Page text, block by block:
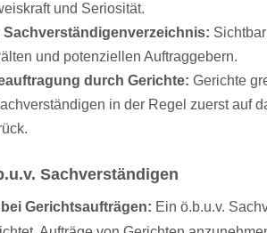
und Seriosität.
Sachverständigenverzeichnis:
und potenziellen Auftraggebern.
durch Gerichte: Gerichte
in der Regel zuerst auf
Sachverständigen
Gerichtsaufträgen: Ein ö.b.u.v.